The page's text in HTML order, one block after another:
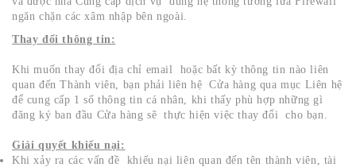
ngăn chặn các xâm nhập bên ngoài.
Thay đổi thông tin:
Khi muốn thay đổi địa chỉ email hoặc bất kỳ thông tin nào liên
quan đến Thành viên, bạn phải liên hệ Cửa hàng qua mục Liên hệ
để cung cấp 1 số thông tin cá nhân, khi thấy phù hợp những gì
đăng ký ban đầu Cửa hàng sẽ thực hiện việc thay đổi cho bạn.
Giải quyết khiếu nại:
Khi xảy ra các vấn đề khiếu nại liên quan đến tên thành viên, tài